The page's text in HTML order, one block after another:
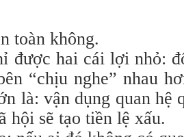
toàn không.
được hai cái lợi nhỏ:
“chịu nghe” nhau
là: vận dụng quan hệ
hội sẽ tạo tiền lệ xấu.